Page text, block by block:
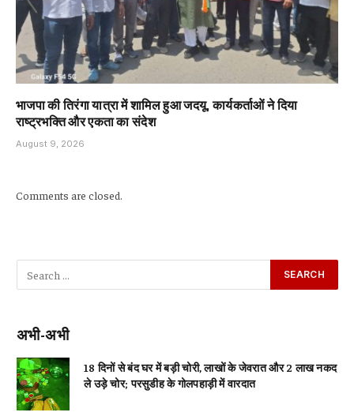
भाजपा की तिरंगा यात्रा में शामिल हुआ जदयू, कार्यकर्ताओं ने दिया
राष्ट्रभक्ति और एकता का संदेश
August 9, 2026
Comments are closed.
अभी-अभी
18 दिनों से बंद घर में बड़ी चोरी, लाखों के जेवरात और 2 लाख नकद
ले उड़े चोर; परसुडीह के गोलपहाड़ी में वारदात